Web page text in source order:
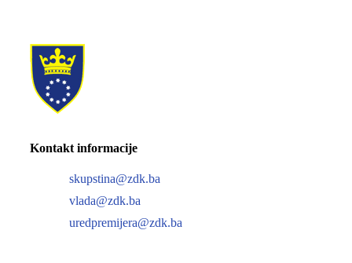
Kontakt informacije
skupstina@zdk.ba
vlada@zdk.ba
uredpremijera@zdk.ba